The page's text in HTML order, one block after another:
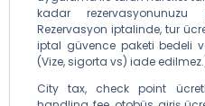
kadar
Rezervasyon iptalinde, tur
iptal güvence paketi bedeli
(Vize, sigorta vs) iade
City tax, check point